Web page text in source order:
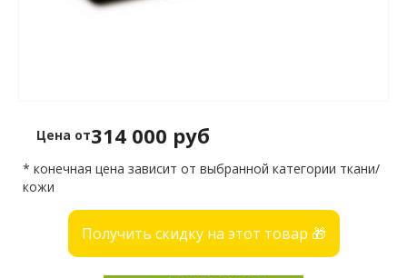
Цена от314 000 руб
* конечная цена зависит от выбранной категории ткани/
кожи
Получить скидку на этот товар 🎁